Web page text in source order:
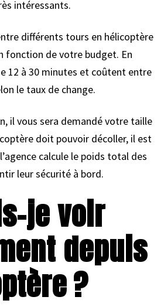
intéressants.
différents tours en hélicoptère
fonction de votre budget. En
12 à 30 minutes et coûtent entre
le taux de change.
il vous sera demandé votre taille
doit pouvoir décoller, il est
calcule le poids total des
leur sécurité à bord.
je voir
depuis
?